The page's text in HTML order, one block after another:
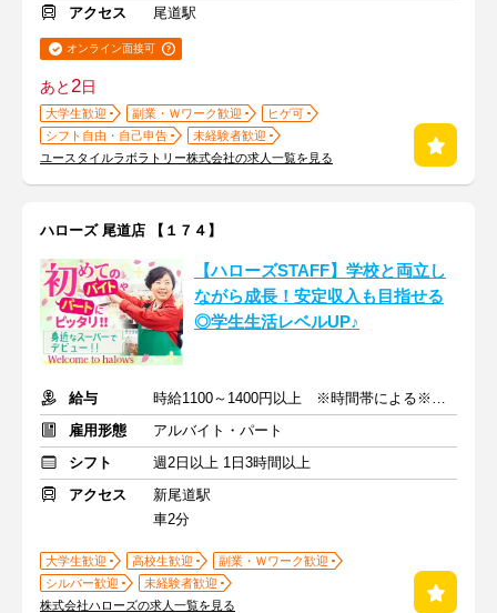
アクセス
尾道駅
オンライン面接可
あと2日
大学生歓迎 副業・Ｗワーク歓迎
ヒゲ可
シフト自由・自己申告
未経験者歓迎
ユースタイルラボラトリー株式会社の求人一覧を見る
ハローズ 尾道店 【１７４】
【ハローズSTAFF】学校と両立し
ながら成長！安定収入も目指せる
◎学生生活レベルUP♪
給与
時給1100～1400円以上 ※時間帯による※交通費支給
雇用形態
アルバイト・パート
シフト
週2日以上 1日3時間以上
アクセス
新尾道駅
車2分
大学生歓迎 高校生歓迎
副業・Ｗワーク歓迎
シルバー歓迎
未経験者歓迎
株式会社ハローズの求人一覧を見る